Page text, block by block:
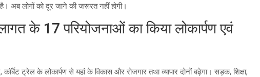
अब लोगों को दूर जाने की जरूरत नहीं होगी।
के 17 परियोजनाओं का किया लोकार्पण एवं
ट्रेल के लोकार्पण से यहां के विकास और रोजगार तथा व्यापार दोनों बढ़ेगा। सड़क, शिक्षा,